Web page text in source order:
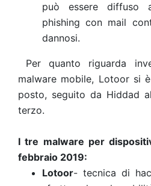
può essere diffuso
phishing con mail
dannosi.
Per quanto riguarda
malware mobile, Lotoor si
posto, seguito da Hiddad
terzo.
I tre malware per
febbraio 2019:
Lotoor- tecnica di